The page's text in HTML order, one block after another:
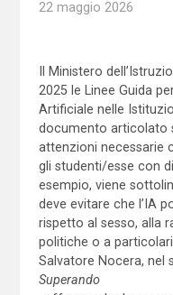
22 maggio 2026
Il Ministero
2025 le Linee Guida
Artificiale nelle
documento articolato
attenzioni necessarie
gli studenti/esse con
esempio, viene
deve evitare che l’IA
rispetto al sesso, alla
politiche o a
Salvatore Nocera, nel
Superando